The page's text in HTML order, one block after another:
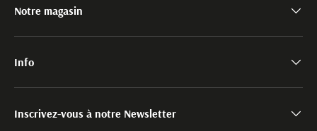
Notre magasin
Info
Inscrivez-vous à notre Newsletter